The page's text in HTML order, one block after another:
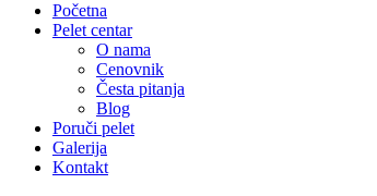
Početna
Pelet centar
O nama
Cenovnik
Česta pitanja
Blog
Poruči pelet
Galerija
Kontakt